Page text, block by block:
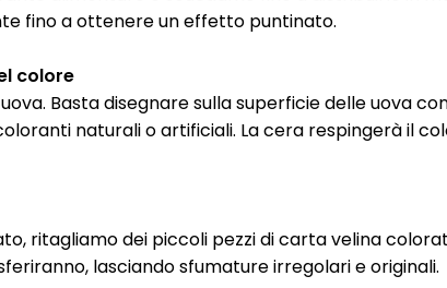
fino a ottenere un effetto puntinato.
colore
Basta disegnare sulla superficie delle uova
naturali o artificiali. La cera respingerà il
ritagliamo dei piccoli pezzi di carta velina
lasciando sfumature irregolari e originali.